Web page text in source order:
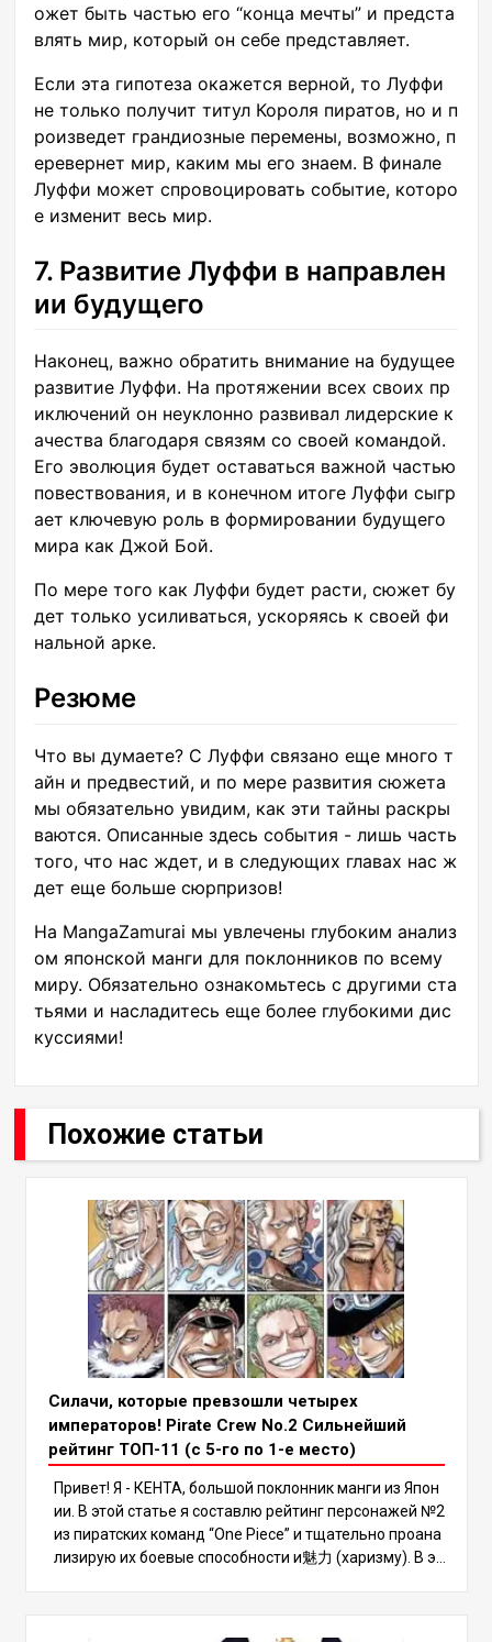
ожет быть частью его “конца мечты” и предста
влять мир, который он себе представляет.
Если эта гипотеза окажется верной, то Луффи
не только получит титул Короля пиратов, но и п
роизведет грандиозные перемены, возможно, п
еревернет мир, каким мы его знаем. В финале
Луффи может спровоцировать событие, которо
е изменит весь мир.
7. Развитие Луффи в направлен
ии будущего
Наконец, важно обратить внимание на будущее
развитие Луффи. На протяжении всех своих пр
иключений он неуклонно развивал лидерские к
ачества благодаря связям со своей командой.
Его эволюция будет оставаться важной частью
повествования, и в конечном итоге Луффи сыгр
ает ключевую роль в формировании будущего
мира как Джой Бой.
По мере того как Луффи будет расти, сюжет бу
дет только усиливаться, ускоряясь к своей фи
нальной арке.
Резюме
Что вы думаете? С Луффи связано еще много т
айн и предвестий, и по мере развития сюжета
мы обязательно увидим, как эти тайны раскры
ваются. Описанные здесь события - лишь часть
того, что нас ждет, и в следующих главах нас ж
дет еще больше сюрпризов!
На MangaZamurai мы увлечены глубоким анализ
ом японской манги для поклонников по всему
миру. Обязательно ознакомьтесь с другими ста
тьями и насладитесь еще более глубокими дис
куссиями!
Похожие статьи
Силачи, которые превзошли четырех
императоров! Pirate Crew No.2 Сильнейший
рейтинг ТОП-11 (с 5-го по 1-е место)
Привет! Я - КЕНТА, большой поклонник манги из Япон
ии. В этой статье я составлю рейтинг персонажей №2
из пиратских команд “One Piece” и тщательно проана
лизирую их боевые способности и魅力 (харизму). В эт